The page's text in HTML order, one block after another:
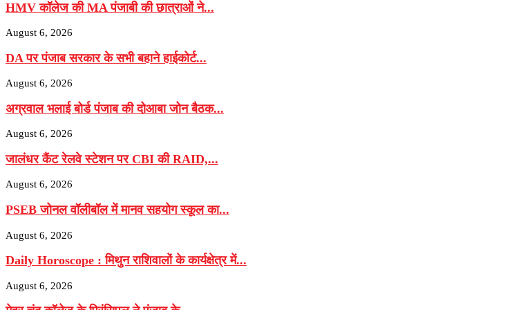
HMV कॉलेज की MA पंजाबी की छात्राओं ने...
August 6, 2026
DA पर पंजाब सरकार के सभी बहाने हाईकोर्ट...
August 6, 2026
अग्रवाल भलाई बोर्ड पंजाब की दोआबा जोन बैठक...
August 6, 2026
जालंधर कैंट रेलवे स्टेशन पर CBI की RAID,...
August 6, 2026
PSEB जोनल वॉलीबॉल में मानव सहयोग स्कूल का...
August 6, 2026
Daily Horoscope : मिथुन राशिवालों के कार्यक्षेत्र में...
August 6, 2026